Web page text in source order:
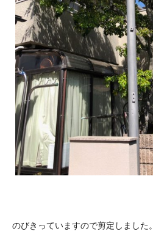
のびきっていますので剪定しました。